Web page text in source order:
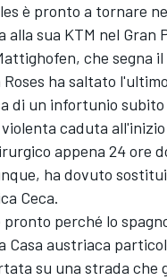
è pronto a tornare
alla sua KTM nel Gran
che segna
ha saltato
di un infortunio
caduta all'inizio
appena 24 ore
ha dovuto
Ceca.
perché lo
Casa austriaca
su una strada